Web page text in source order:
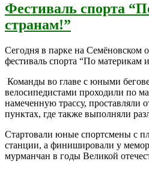
Фестиваль спорта
странам!”
Сегодня в парке на Семёновском
фестиваль спорта “По материкам
Команды во главе с юными
велосипедистами проходили по
намеченную трассу, проставляли
пунктах, где также выполняли
Стартовали юные спортсмены с
станции, а финишировали у
мурманчан в годы Великой